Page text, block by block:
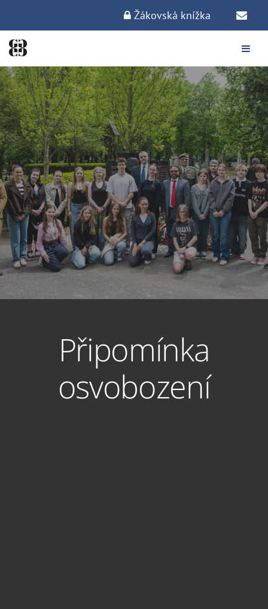
Žákovská knížka
Připomínka
osvobození